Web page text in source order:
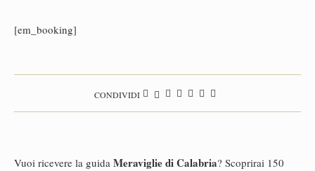
[em_booking]
CONDIVIDI
Vuoi ricevere la guida Meraviglie di Calabria? Scoprirai 150